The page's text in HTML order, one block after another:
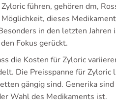
führen, gehören dm,
dieses
in den letzten
Fokus gerückt.
die Kosten für Zyloric
Die Preisspanne für
gängig sind. Generika
Wahl des Medikaments ist.